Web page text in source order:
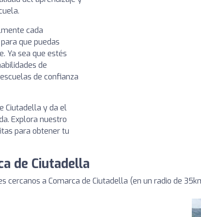
cada
que puedas
Ya sea que estés
de
de confianza
Ciutadella y da el
Explora nuestro
para obtener tu
de Ciutadella
cercanos a Comarca de Ciutadella (en un radio de